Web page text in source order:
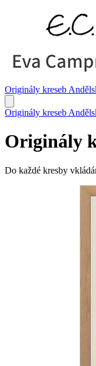
Originály kreseb
Originály kreseb
Originály
Do každé kresby